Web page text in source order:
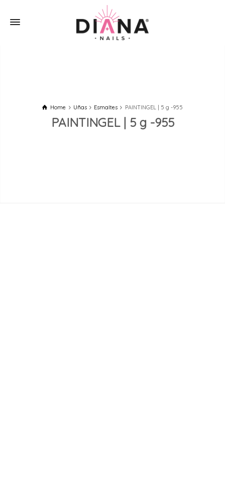
Home Uñas Esmaltes PAINTINGEL | 5 g -955
PAINTINGEL | 5 g -955